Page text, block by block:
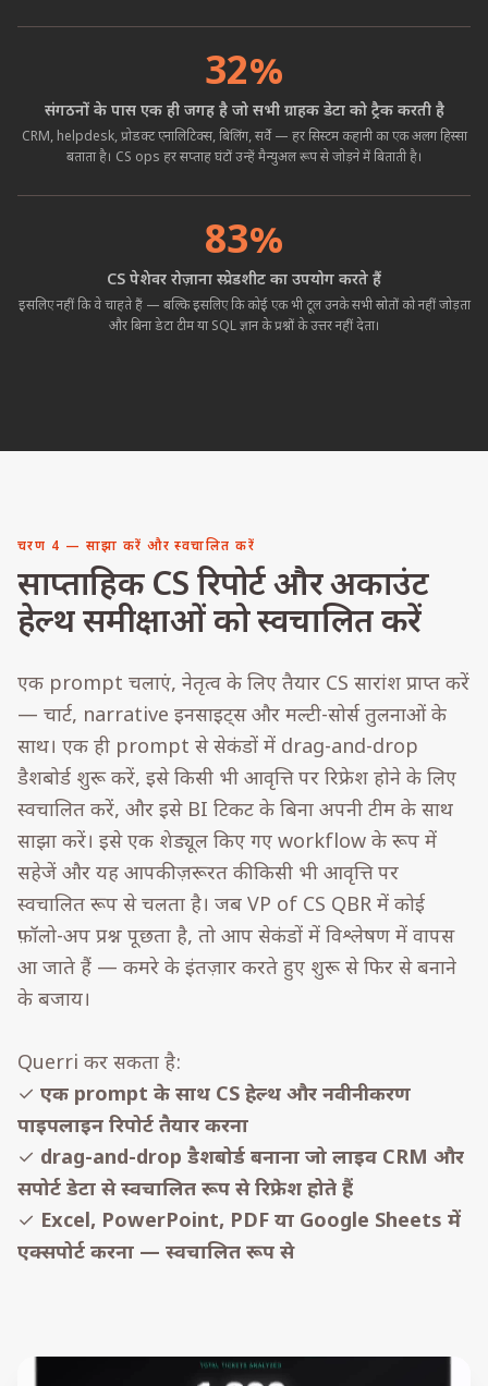
32%
संगठनों के पास एक ही जगह है जो सभी ग्राहक डेटा को ट्रैक करती है
CRM, helpdesk, प्रोडक्ट एनालिटिक्स, बिलिंग, सर्वे — हर सिस्टम कहानी का एक अलग हिस्सा
बताता है। CS ops हर सप्ताह घंटों उन्हें मैन्युअल रूप से जोड़ने में बिताती है।
83%
CS पेशेवर रोज़ाना स्प्रेडशीट का उपयोग करते हैं
इसलिए नहीं कि वे चाहते हैं — बल्कि इसलिए कि कोई एक भी टूल उनके सभी स्रोतों को नहीं जोड़ता
और बिना डेटा टीम या SQL ज्ञान के प्रश्नों के उत्तर नहीं देता।
चरण 4 — साझा करें और स्वचालित करें
साप्ताहिक CS रिपोर्ट और अकाउंट
हेल्थ समीक्षाओं को स्वचालित करें
एक prompt चलाएं, नेतृत्व के लिए तैयार CS सारांश प्राप्त करें
— चार्ट, narrative इनसाइट्स और मल्टी-सोर्स तुलनाओं के
साथ। एक ही prompt से सेकंडों में drag-and-drop
डैशबोर्ड शुरू करें, इसे किसी भी आवृत्ति पर रिफ्रेश होने के लिए
स्वचालित करें, और इसे BI टिकट के बिना अपनी टीम के साथ
साझा करें। इसे एक शेड्यूल किए गए workflow के रूप में
सहेजें और यह आपकी ज़रूरत की किसी भी आवृत्ति पर
स्वचालित रूप से चलता है। जब VP of CS QBR में कोई
फ़ॉलो-अप प्रश्न पूछता है, तो आप सेकंडों में विश्लेषण में वापस
आ जाते हैं — कमरे के इंतज़ार करते हुए शुरू से फिर से बनाने
के बजाय।
Querri कर सकता है:
✓ एक prompt के साथ CS हेल्थ और नवीनीकरण
पाइपलाइन रिपोर्ट तैयार करना
✓ drag-and-drop डैशबोर्ड बनाना जो लाइव CRM और
सपोर्ट डेटा से स्वचालित रूप से रिफ्रेश होते हैं
✓ Excel, PowerPoint, PDF या Google Sheets में
एक्सपोर्ट करना — स्वचालित रूप से